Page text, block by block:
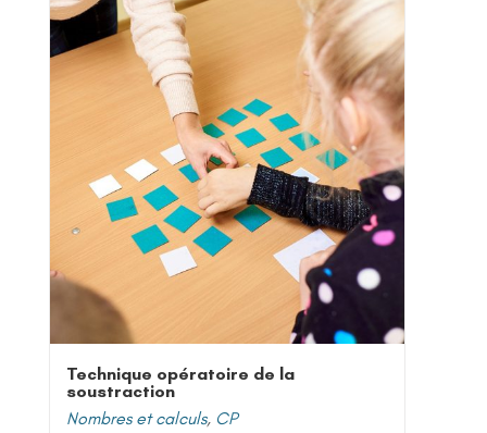
Technique opératoire de la
soustraction
Nombres et calculs, CP